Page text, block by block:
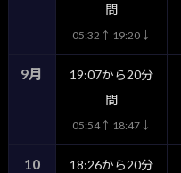
間
05:32↑ 19:20↓
9月
19:07から20分
間
05:54↑ 18:47↓
10
18:26から20分